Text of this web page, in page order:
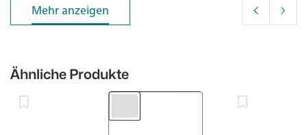
Mehr anzeigen
Mehr anzeigen
Ähnliche Produkte